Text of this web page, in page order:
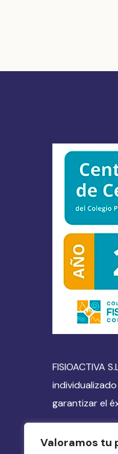
Valoramos tu
FISIOACTIVA
garantizar el
Cómo